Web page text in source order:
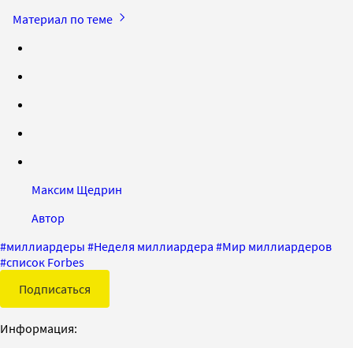
Материал по теме
Максим Щедрин
Автор
#миллиардеры #Неделя миллиардера #Мир миллиардеров
#список Forbes
Подписаться
Информация: